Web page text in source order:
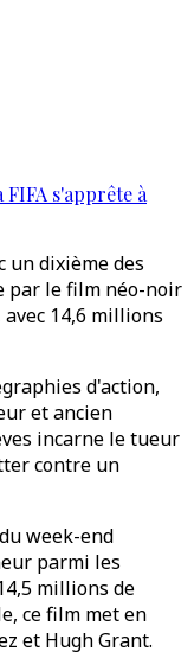
s'apprête à
un dixième des
par le film néo-noir
14,6 millions
d'action,
et ancien
incarne le tueur
contre un
week-end
parmi les
millions de
ce film met en
et Hugh Grant.